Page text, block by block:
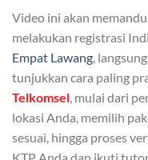
Admin dapat
keluarga atau
Berlaku Nasional
Kuota keluarga bisa
untuk jaringan 2G,
Tidak Berlaku untuk
Video ini akan
melakukan registrasi
Empat Lawang ,
tunjukkan cara paling
Telkomsel , mulai dari
lokasi Anda, memilih
sesuai, hingga proses